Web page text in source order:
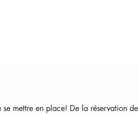
mettre en place! De la réservation